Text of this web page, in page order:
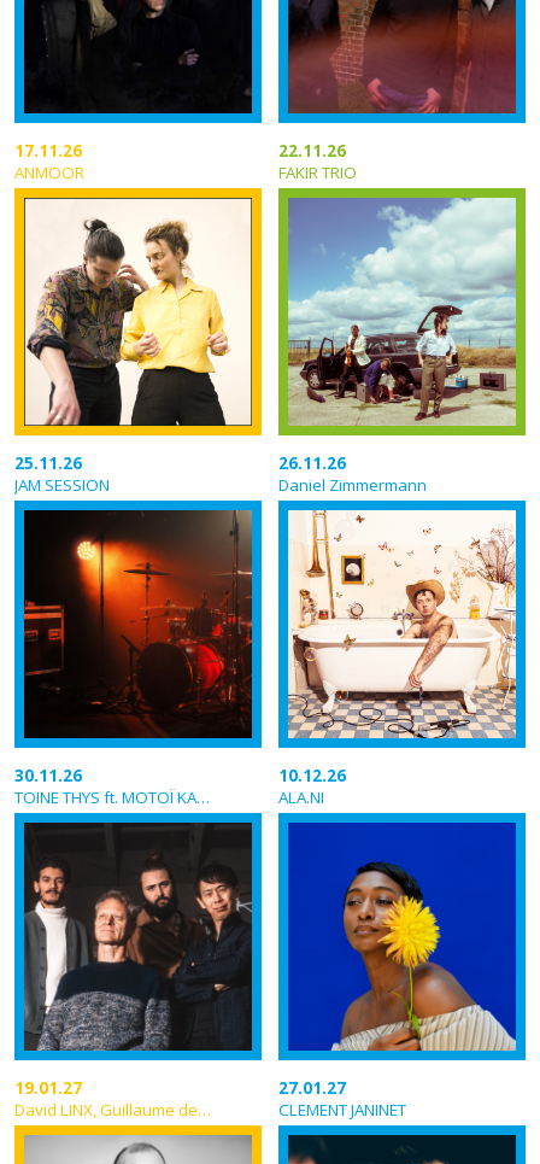
17.11.26
ANMOOR
22.11.26
FAKIR TRIO
25.11.26
JAM SESSION
26.11.26
Daniel Zimmermann
30.11.26
TOINE THYS ft. MOTOÏ KANAMORI BANDO
10.12.26
ALA.NI
19.01.27
David LINX, Guillaume de CHASSY, Matteo PASTORINO
27.01.27
CLEMENT JANINET